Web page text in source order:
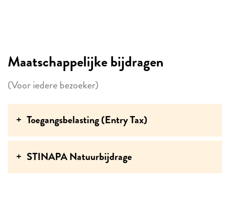
Maatschappelijke bijdragen
(Voor iedere bezoeker)
Toegangsbelasting (Entry Tax)
STINAPA Natuurbijdrage